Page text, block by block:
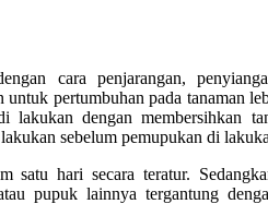
cara penjarangan,
pertumbuhan pada tanaman
lakukan dengan membersihkan
sebelum pemupukan di
hari secara teratur.
pupuk lainnya tergantung